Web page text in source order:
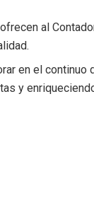
al
en el continuo
y